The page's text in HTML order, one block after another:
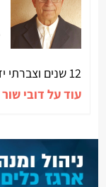
12 שנים וצברתי ידע ניהולי…
עוד על דובי שור